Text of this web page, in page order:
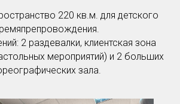
220 кв.м. для детского
2 раздевалки, клиентская зона
мероприятий) и 2 больших
зала.